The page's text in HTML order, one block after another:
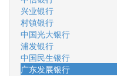
兴业银行
村镇银行
中国光大银行
浦发银行
中国民生银行
广东发展银行